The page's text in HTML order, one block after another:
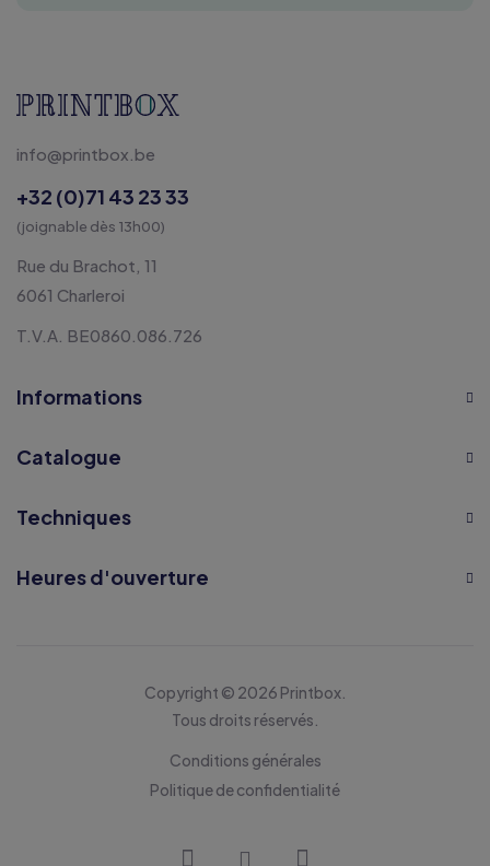
info@printbox.be
+32 (0)71 43 23 33
(joignable dès 13h00)
Rue du Brachot, 11
6061 Charleroi
T.V.A. BE0860.086.726
Informations
Catalogue
Techniques
Heures d'ouverture
Copyright © 2026 Printbox.
Tous droits réservés.
Conditions générales
Politique de confidentialité